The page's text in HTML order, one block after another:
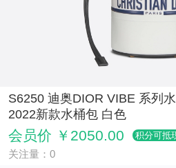
S6250 迪奥DIOR VIBE 系列
2022新款水桶包 白色
会员价 ￥2050.00 积分可抵
关注量：0